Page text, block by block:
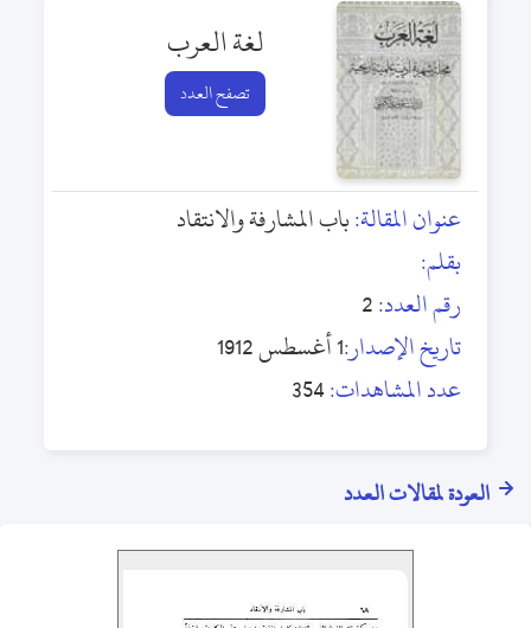
لغة العرب
تصفح العدد
عنوان المقالة:باب المشارفة والانتقاد
بقلم:
رقم العدد:2
تاريخ الإصدار:1 أغسطس 1912
عدد المشاهدات:354
العودة لمقالات العدد